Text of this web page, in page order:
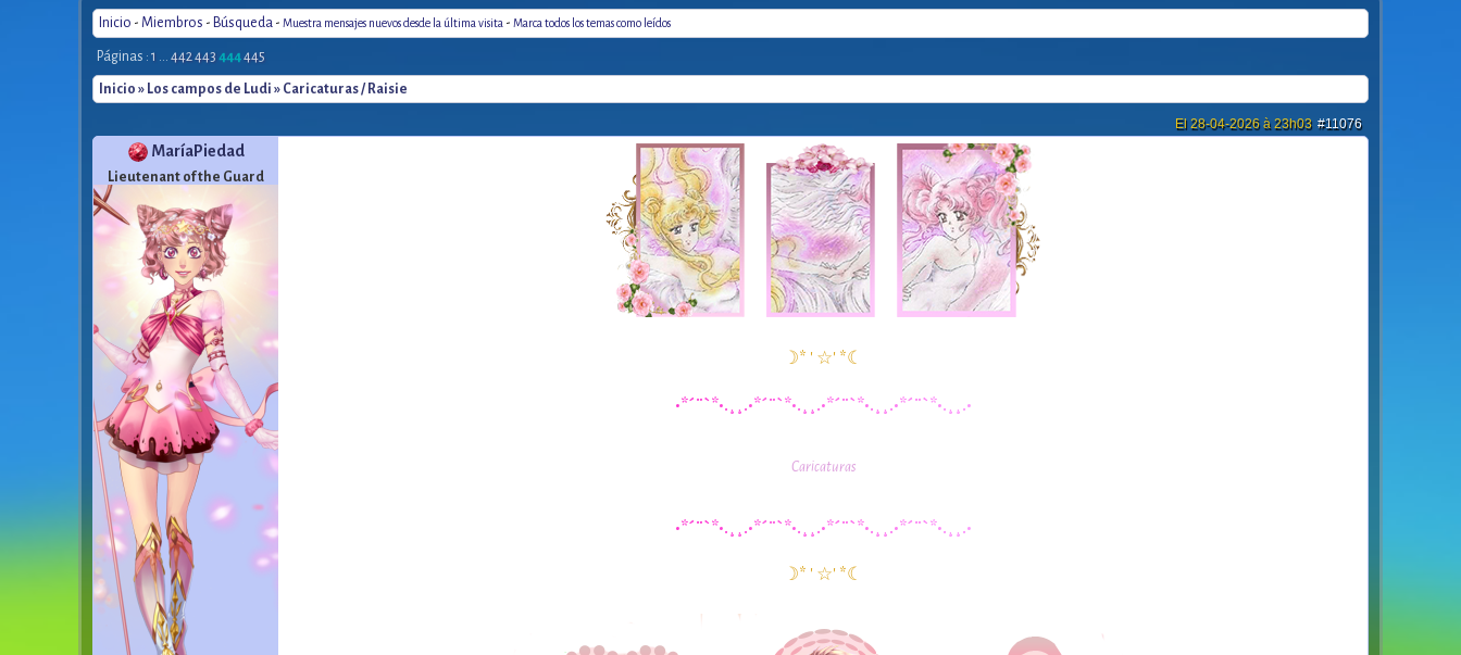
Inicio - Miembros - Búsqueda - Muestra mensajes nuevos desde la última visita - Marca todos los temas como leídos
Páginas : 1 ... 442443 444445
Inicio » Los campos de Ludi » Caricaturas / Raisie
#11076
El 28-04-2026 à 23h03
MaríaPiedad
Lieutenant of the Guard
☽* ' ☆' *☾
•*´¨`*•. .•*´¨`*•. .•*´¨`*•. .•*´¨`*•. .•
Caricaturas
•*´¨`*•. .•*´¨`*•. .•*´¨`*•. .•*´¨`*•. .•
☽* ' ☆' *☾